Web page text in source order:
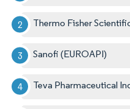
Thermo Fisher
Sanofi (EUROAPI)
Teva Pharmaceutical